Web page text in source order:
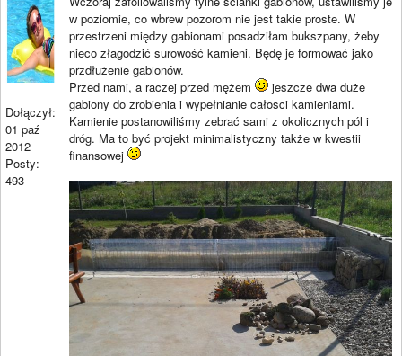
Dołączył:
01 paź
2012
Posty:
493
w poziomie, co wbrew pozorom nie jest takie proste. W
przestrzeni między gabionami posadziłam bukszpany, żeby
nieco złagodzić surowość kamieni. Będę je formować jako
przdłużenie gabionów.
Przed nami, a raczej przed mężem
jeszcze dwa duże
gabiony do zrobienia i wypełnianie całosci kamieniami.
Kamienie postanowiliśmy zebrać sami z okolicznych pól i
dróg. Ma to być projekt minimalistyczny także w kwestii
finansowej